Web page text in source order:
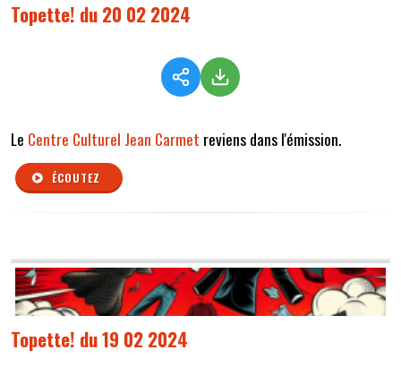
Topette! du 20 02 2024
Le Centre Culturel Jean Carmet reviens dans l'émission.
ÉCOUTEZ
Topette! du 19 02 2024